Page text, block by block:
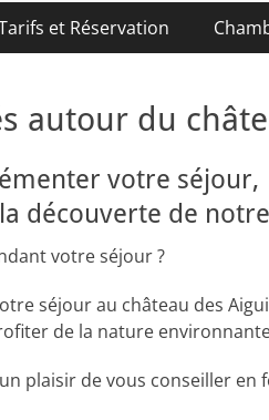
et Réservation
autour du
votre séjour,
découverte de
votre séjour ?
séjour au château des
de la nature
plaisir de vous conseiller